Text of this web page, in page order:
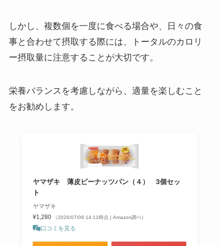
る？カルディでも売ってる？
空気グミ売ってる場所はどこ？ド
しかし、複数個を一度に食べる場合や、日々の食
事と合わせて摂取する際には、トータルのカロリ
ー摂取量に注意することが大切です。
栄養バランスを考慮しながら、適量を楽しむこと
をお勧めします。
ヤマザキ 薄皮ピーナッツパン（４） 3個セッ
ト
ヤマザキ
¥1,280
（2026/07/09 14:11時点 | Amazon調べ）
口コミを見る